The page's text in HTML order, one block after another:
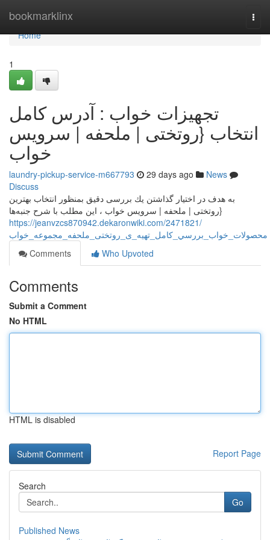
bookmarklinx
Home
Home
1
تجهيزات خواب : آدرس کامل
انتخاب {روتختی | ملحفه | سرویس
خواب
laundry-pickup-service-m667793 29 days ago
News
Discuss
به هدف در اختیار گذاشتن يك بررسی دقیق بمنظور انتخاب بهترین
{روتختی | ملحفه | سرویس خواب ، این مطلب با شرح جنبه‌ها
https://jeanvzcs870942.dekaronwiki.com/2471821/
محصولات_خواب_بررسي_کامل_تهیه_ی_روتختی_ملحفه_مجموعه_خواب
Comments
Who Upvoted
Comments
Submit a Comment
No HTML
HTML is disabled
Report Page
Search
Go
Published News